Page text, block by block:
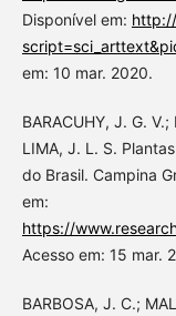
Disponível em:
em: 10 mar. 2020.
BARACUHY, J. G. V.;
LIMA, J. L. S.
do Brasil. Campina
em:
https://
Acesso em: 15 mar.
BARBOSA, J. C.;